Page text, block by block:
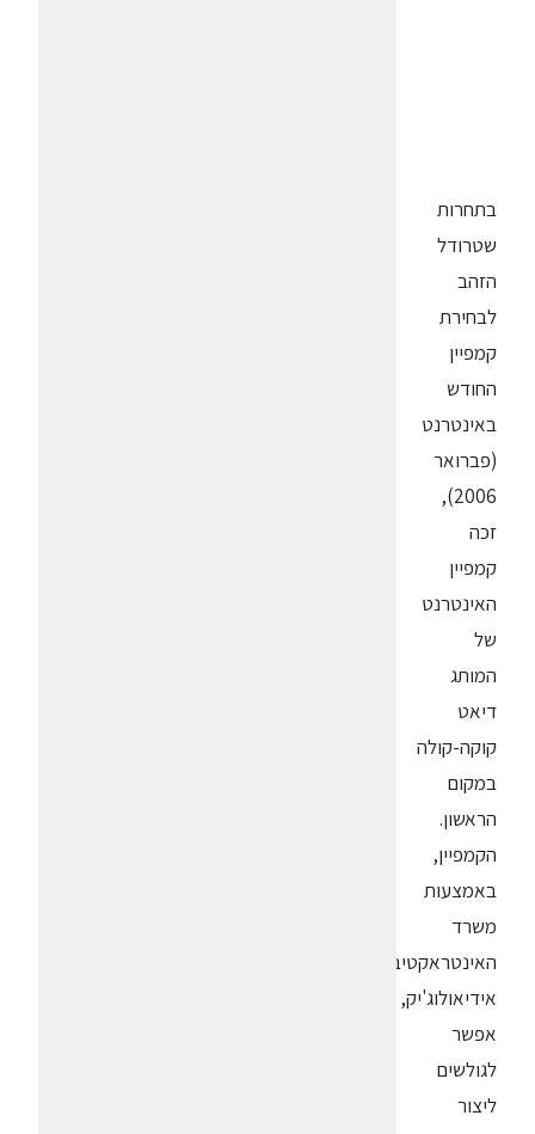
בתחרות
שטרודל
הזהב
לבחירת
קמפיין
החודש
באינטרנט
(פברואר
2006),
זכה
קמפיין
האינטרנט
של
המותג
דיאט
קוקה-קולה
במקום
הראשון.
הקמפיין,
באמצעות
משרד
האינטראקטיב
אידיאולוג'יק,
אפשר
לגולשים
ליצור